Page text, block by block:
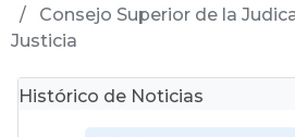
Consejo Superior de la
Justicia
Histórico de Noticias